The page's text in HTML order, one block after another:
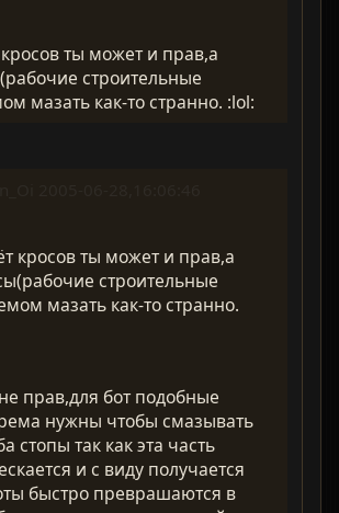
ты может и прав,а
строительные
мазать как-то странно. :lol:
кросов ты может и прав,а
строительные
мазать как-то странно.
прав,для бот подобные
нужны чтобы смазывать
стопы так как эта часть
и с виду получается
быстро преврашаются в